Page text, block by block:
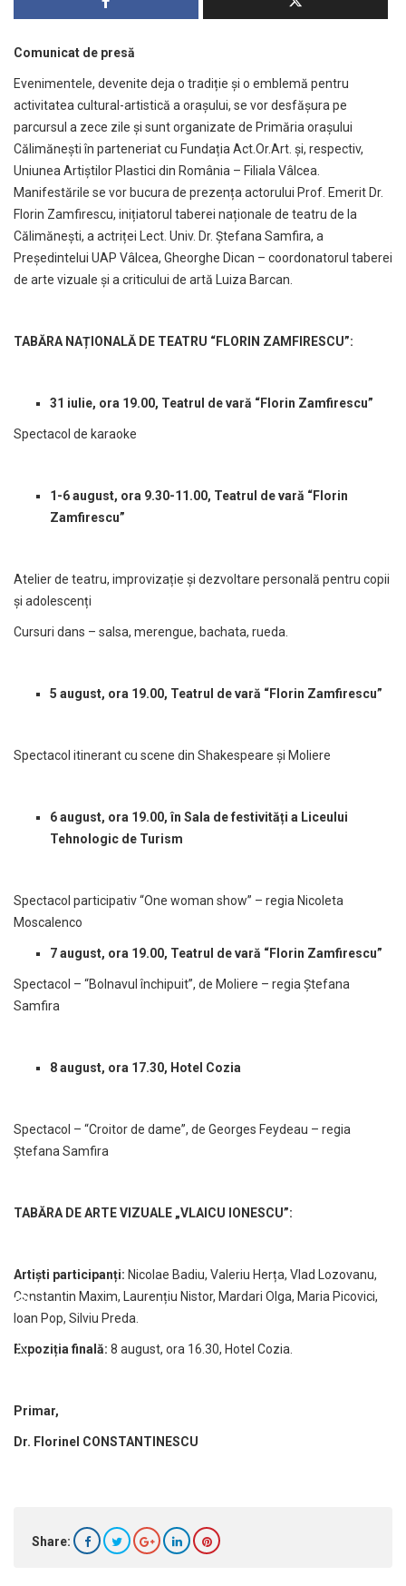
Comunicat de presă
Evenimentele, devenite deja o tradiție și o emblemă pentru
activitatea cultural-artistică a orașului, se vor desfășura pe
parcursul a zece zile și sunt organizate de Primăria orașului
Călimănești în parteneriat cu Fundația Act.Or.Art. și, respectiv,
Uniunea Artiștilor Plastici din România – Filiala Vâlcea.
Manifestările se vor bucura de prezența actorului Prof. Emerit Dr.
Florin Zamfirescu, inițiatorul taberei naționale de teatru de la
Călimănești, a actriței Lect. Univ. Dr. Ștefana Samfira, a
Președintelui UAP Vâlcea, Gheorghe Dican – coordonatorul taberei
de arte vizuale și a criticului de artă Luiza Barcan.
TABĂRA NAȚIONALĂ DE TEATRU “FLORIN ZAMFIRESCU”:
31 iulie, ora 19.00, Teatrul de vară “Florin Zamfirescu”
Spectacol de karaoke
1-6 august, ora 9.30-11.00, Teatrul de vară “Florin
Zamfirescu”
Atelier de teatru, improvizație și dezvoltare personală pentru copii
și adolescenți
Cursuri dans – salsa, merengue, bachata, rueda.
5 august, ora 19.00, Teatrul de vară “Florin Zamfirescu”
Spectacol itinerant cu scene din Shakespeare și Moliere
6 august, ora 19.00, în Sala de festivități a Liceului
Tehnologic de Turism
Spectacol participativ “One woman show” – regia Nicoleta
Moscalenco
7 august, ora 19.00, Teatrul de vară “Florin Zamfirescu”
Spectacol – “Bolnavul închipuit”, de Moliere – regia Ștefana
Samfira
8 august, ora 17.30, Hotel Cozia
Spectacol – “Croitor de dame”, de Georges Feydeau – regia
Ștefana Samfira
TABĂRA DE ARTE VIZUALE „VLAICU IONESCU”:
Artiști participanți: Nicolae Badiu, Valeriu Herța, Vlad Lozovanu,
Constantin Maxim, Laurențiu Nistor, Mardari Olga, Maria Picovici,
Ioan Pop, Silviu Preda.
Expoziția finală: 8 august, ora 16.30, Hotel Cozia.
Primar,
Dr. Florinel CONSTANTINESCU
Share: